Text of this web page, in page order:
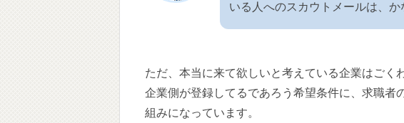
いる人へのスカウトメールは、か
ただ、本当に来て欲しいと考えている企業はごく
企業側が登録してるであろう希望条件に、求職者
組みになっています。